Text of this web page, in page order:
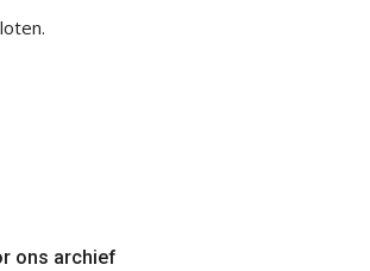
ons archief